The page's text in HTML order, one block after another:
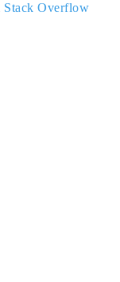
Stack Overflow